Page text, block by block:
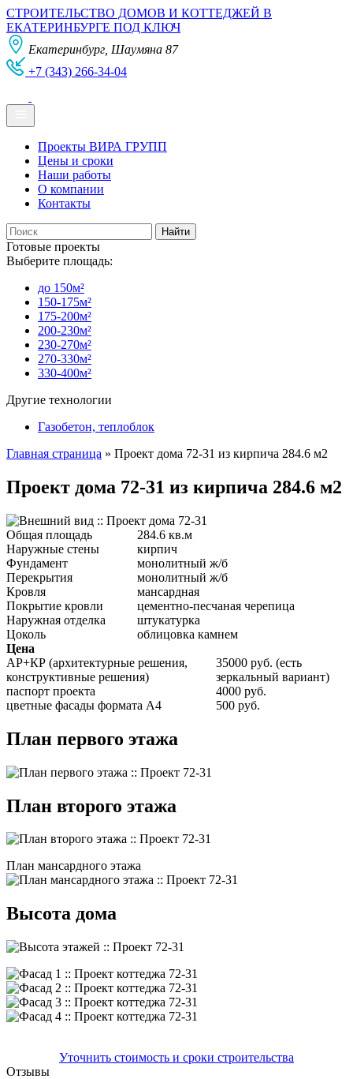
СТРОИТЕЛЬСТВО ДОМОВ И КОТТЕДЖЕЙ В
ЕКАТЕРИНБУРГЕ ПОД КЛЮЧ
Екатеринбург, Шаумяна 87
+7 (343) 266-34-04
Проекты ВИРА ГРУПП
Цены и сроки
Наши работы
О компании
Контакты
Готовые проекты
Выберите площадь:
до 150м²
150-175м²
175-200м²
200-230м²
230-270м²
270-330м²
330-400м²
Другие технологии
Газобетон, теплоблок
Главная страница » Проект дома 72-31 из кирпича 284.6 м2
Проект дома 72-31 из кирпича 284.6 м2
Общая площадь
284.6 кв.м
Наружные стены
кирпич
Фундамент
монолитный ж/б
Перекрытия
монолитный ж/б
Кровля
мансардная
Покрытие кровли
цементно-песчаная черепица
Наружная отделка
штукатурка
Цоколь
облицовка камнем
Цена
АР+КР (архитектурные решения,
конструктивные решения)
35000 руб. (есть
зеркальный вариант)
паспорт проекта
4000 руб.
цветные фасады формата А4
500 руб.
План первого этажа
План второго этажа
План мансардного этажа
Высота дома
Уточнить стоимость и сроки строительства
Отзывы